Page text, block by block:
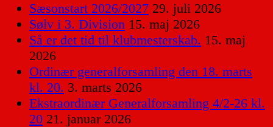
Sæsonstart 2026/2027 29. juli 2026
Sølv i 3. Division 15. maj 2026
Så er det tid til klubmesterskab. 15. maj
2026
Ordinær generalforsamling den 18. marts
kl. 20. 3. marts 2026
Ekstraordinær Generalforsamling 4/2-26 kl.
20 21. januar 2026